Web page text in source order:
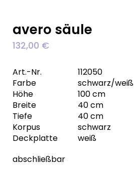
avero säule
132,00 €
Art.-Nr.
112050
Farbe
schwarz/weiß
Höhe
100 cm
Breite
40 cm
Tiefe
40 cm
Korpus
schwarz
Deckplatte
weiß
abschließbar